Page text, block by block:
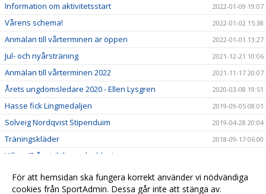
Information om aktivitetsstart 2022-01-09 19:07
Vårens schema! 2022-01-02 15:38
Anmälan till vårterminen är öppen 2022-01-01 13:27
Jul- och nyårsträning 2021-12-21 10:06
Anmälan till vårterminen 2022 2021-11-17 20:07
Årets ungdomsledare 2020 - Ellen Lysgren 2020-03-08 19:51
Hasse fick Lingmedaljen 2019-09-05 08:01
Solveig Nordqvist Stipenduim 2019-04-28 20:04
Träningskläder 2018-09-17 06:00
Vilket 45 års jubileum det blev!
45 års jubileum 2018-08-27 21:26
Svedala GIF firar 45-årsjubileum 2018-08-18 16:26
För att hemsidan ska fungera korrekt använder vi nödvändiga
cookies från SportAdmin. Dessa går inte att stänga av.